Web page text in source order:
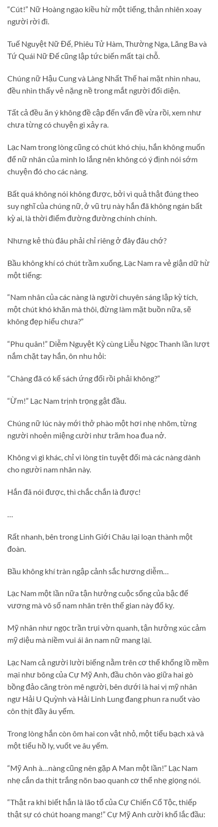
“Cút!” Nữ Hoàng ngạo kiều hừ một tiếng, thản nhiên xoay
người rời đi.
Tuế Nguyệt Nữ Đế, Phiêu Tử Hàm, Thường Nga, Lăng Ba và
Tứ Quái Nữ Đế cũng lập tức biến mất tại chỗ.
Chúng nữ Hậu Cung và Làng Nhất Thế hai mặt nhìn nhau,
đều nhìn thấy vẻ nặng nề trong mắt người đối diện.
Tất cả đều ăn ý không đề cập đến vấn đề vừa rồi, xem như
chưa từng có chuyện gì xảy ra.
Lạc Nam trong lòng cũng có chút khó chịu, hắn không muốn
để nữ nhân của mình lo lắng nên không có ý định nói sớm
chuyện đó cho các nàng.
Bất quá không nói không được, bởi vì quả thật đúng theo
suy nghĩ của chúng nữ, ở vũ trụ này hắn đã không ngán bất
kỳ ai, là thời điểm đường đường chính chính.
Nhưng kẻ thù đâu phải chỉ riêng ở đây đâu chớ?
Bầu không khí có chút trầm xuống, Lạc Nam ra vẻ giận dữ hừ
một tiếng:
“Nam nhân của các nàng là người chuyên sáng lập kỳ tích,
một chút khó khăn mà thôi, đừng làm mặt buồn nữa, sẽ
không đẹp hiểu chưa?”
“Phu quân!” Diễm Nguyệt Kỳ cùng Liễu Ngọc Thanh lần lượt
nắm chặt tay hắn, ôn nhu hỏi:
“Chàng đã có kế sách ứng đối rồi phải không?”
“Ừm!” Lạc Nam trịnh trọng gật đầu.
Chúng nữ lúc này mới thở phào một hơi nhẹ nhõm, từng
người nhoẻn miệng cười như trăm hoa đua nở.
Không vì gì khác, chỉ vì lòng tin tuyệt đối mà các nàng dành
cho người nam nhân này.
Hắn đã nói được, thì chắc chắn là được!
…
Rất nhanh, bên trong Linh Giới Châu lại loạn thành một
đoàn.
Bầu không khí tràn ngập cảnh sắc hương diễm…
Lạc Nam một lần nữa tận hưởng cuộc sống của bậc đế
vương mà vô số nam nhân trên thế gian này đố kỵ.
Mỹ nhân như ngọc trần trụi vờn quanh, tận hưởng xúc cảm
mỹ diệu mà niềm vui ái ân nam nữ mang lại.
Lạc Nam cả người lười biếng nằm trên cơ thể khổng lồ mềm
mại như bông của Cự Mỹ Anh, đầu chôn vào giữa hai gò
bồng đảo căng tròn mê người, bên dưới là hai vị mỹ nhân
ngư Hải U Quỳnh và Hải Linh Lung đang phun ra nuốt vào
côn thịt đầy âu yếm.
Trong lòng hắn còn ôm hai con vật nhỏ, một tiểu bạch xà và
một tiểu hồ ly, vuốt ve âu yếm.
“Mỹ Anh à…nàng cũng nên gặp A Man một lần!” Lạc Nam
nhẹ cắn da thịt trắng nõn bao quanh cơ thể nhẹ giọng nói.
“Thật ra khi biết hắn là lão tổ của Cự Chiến Cổ Tộc, thiếp
thật sự có chút hoang mang!” Cự Mỹ Anh cười khổ lắc đầu: